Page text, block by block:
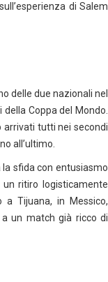
di Salem
delle due nazionali nel
Coppa del Mondo.
arrivati tutti nei secondi
all’ultimo.
sfida con entusiasmo
un ritiro logisticamente
Tijuana, in Messico,
un match già ricco di